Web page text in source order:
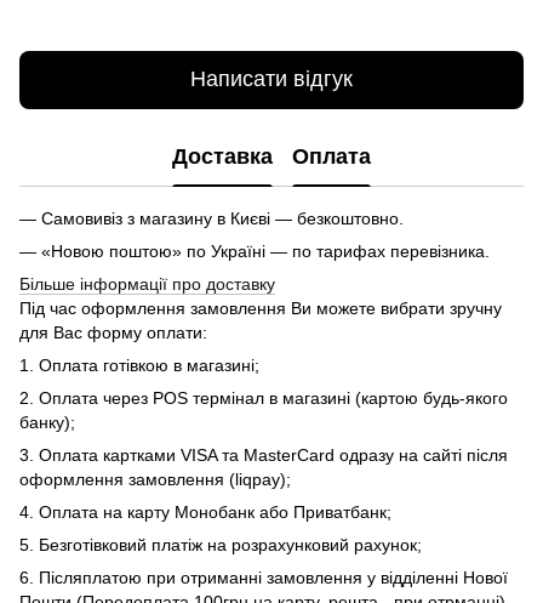
Написати відгук
Доставка Оплата
— Самовивіз з магазину в Києві — безкоштовно.
— «Новою поштою» по Україні — по тарифах перевізника.
Більше інформації про доставку
Під час оформлення замовлення Ви можете вибрати зручну
для Вас форму оплати:
1. Оплата готівкою в магазині;
2. Оплата через POS термінал в магазині (картою будь-якого
банку);
3. Оплата картками VISA та MasterCard одразу на сайті після
оформлення замовлення (liqpay);
4. Оплата на карту Монобанк або Приватбанк;
5. Безготівковий платіж на розрахунковий рахунок;
6. Післяплатою при отриманні замовлення у відділенні Нової